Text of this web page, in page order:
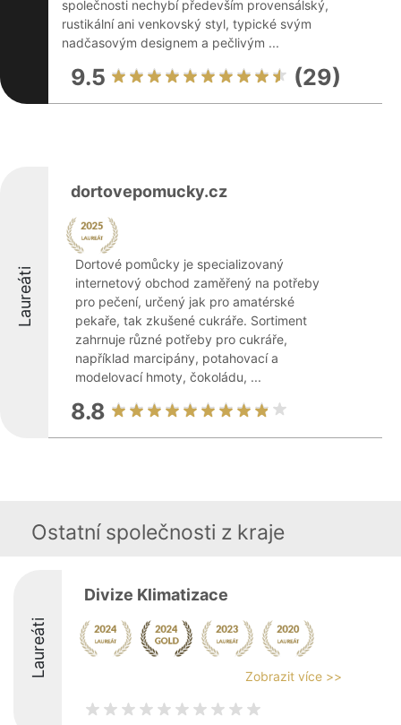
společnosti nechybí především provensálský,
rustikální ani venkovský styl, typické svým
nadčasovým designem a pečlivým ...
9.5 (29)
Laureáti
dortovepomucky.cz
Dortové pomůcky je specializovaný
internetový obchod zaměřený na potřeby
pro pečení, určený jak pro amatérské
pekaře, tak zkušené cukráře. Sortiment
zahrnuje různé potřeby pro cukráře,
například marcipány, potahovací a
modelovací hmoty, čokoládu, ...
8.8
Ostatní společnosti z kraje
Laureáti
Divize Klimatizace
Zobrazit více >>